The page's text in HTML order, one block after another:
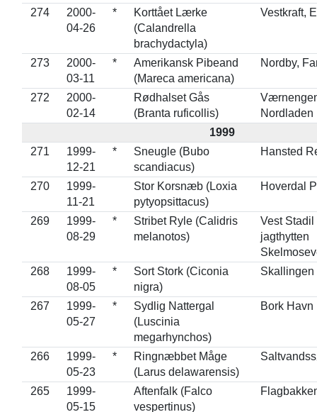
274
2000-
04-26
*
Korttået Lærke
(Calandrella
brachydactyla)
Vestkraft,
273
2000-
03-11
*
Amerikansk Pibeand
(Mareca americana)
Nordby,
272
2000-
02-14
Rødhalset Gås
(Branta ruficollis)
Nordladen
1999
271
1999-
12-21
*
Sneugle (Bubo
scandiacus)
Hansted
270
1999-
11-21
Stor Korsnæb (Loxia
pytyopsittacus)
Hoverdal
269
1999-
08-29
*
Stribet Ryle (Calidris
melanotos)
Vest
jagthytten
268
1999-
08-05
*
Sort Stork (Ciconia
nigra)
Skallingen
267
1999-
05-27
*
Sydlig Nattergal
(Luscinia
megarhynchos)
Bork Havn
266
1999-
05-23
*
Ringnæbbet Måge
(Larus delawarensis)
265
1999-
05-15
Aftenfalk (Falco
vespertinus)